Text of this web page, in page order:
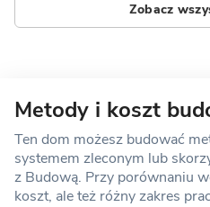
Zobacz
Metody i koszt
Ten dom możesz budować
systemem zleconym lub
z Budową. Przy porównaniu
koszt, ale też różny zakres